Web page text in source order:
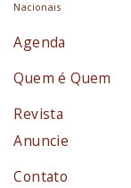
Nacionais
Agenda
Quem é Quem
Revista
Anuncie
Contato